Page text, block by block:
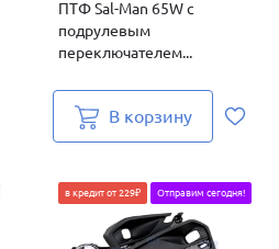
ПТФ Sal-Man 65W с
подрулевым
переключателем...
В корзину
в кредит от 229₽ Отправим сегодня!